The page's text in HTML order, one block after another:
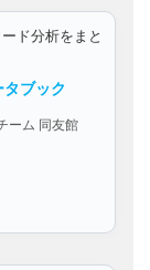
ド分析をまと
ブック
ーム 同友館